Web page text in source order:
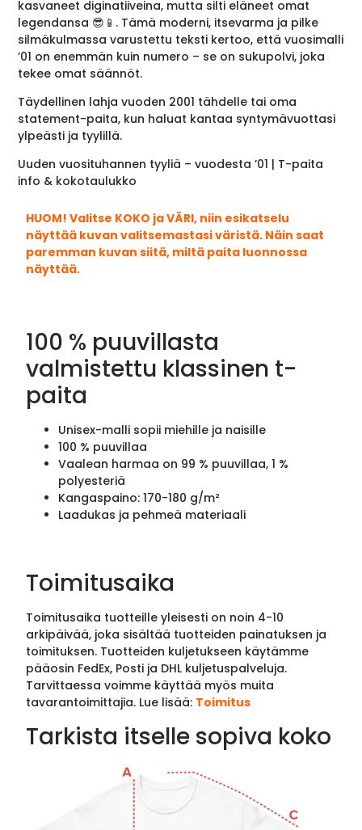
kasvaneet diginatiiveina, mutta silti eläneet omat
legendansa 😎📱. Tämä moderni, itsevarma ja pilke
silmäkulmassa varustettu teksti kertoo, että vuosimalli
’01 on enemmän kuin numero – se on sukupolvi, joka
tekee omat säännöt.
Täydellinen lahja vuoden 2001 tähdelle tai oma
statement-paita, kun haluat kantaa syntymävuottasi
ylpeästi ja tyylillä.
Uuden vuosituhannen tyyliä – vuodesta ’01 | T-paita
info & kokotaulukko
HUOM! Valitse KOKO ja VÄRI, niin esikatselu
näyttää kuvan valitsemastasi väristä. Näin saat
paremman kuvan siitä, miltä paita luonnossa
näyttää.
100 % puuvillasta
valmistettu klassinen t-
paita
Unisex-malli sopii miehille ja naisille
100 % puuvillaa
Vaalean harmaa on 99 % puuvillaa, 1 %
polyesteriä
Kangaspaino: 170-180 g/m²
Laadukas ja pehmeä materiaali
Toimitusaika
Toimitusaika tuotteille yleisesti on noin 4-10
arkipäivää, joka sisältää tuotteiden painatuksen ja
toimituksen. Tuotteiden kuljetukseen käytämme
pääosin FedEx, Posti ja DHL kuljetuspalveluja.
Tarvittaessa voimme käyttää myös muita
tavarantoimittajia. Lue lisää: Toimitus
Tarkista itselle sopiva koko